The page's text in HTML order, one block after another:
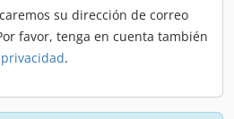
su dirección de correo
favor, tenga en cuenta también
.